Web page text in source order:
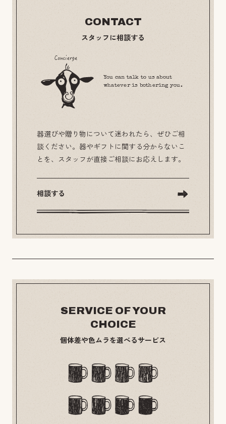
CONTACT
スタッフに相談する
You can talk to us about
whatever is bothering you.
器選びや贈り物について迷われたら、ぜひご相
談ください。器やギフトに関する分からないこ
とを、スタッフが直接ご相談にお応えします。
相談する
SERVICE OF YOUR
CHOICE
個体差や色ムラを選べるサービス